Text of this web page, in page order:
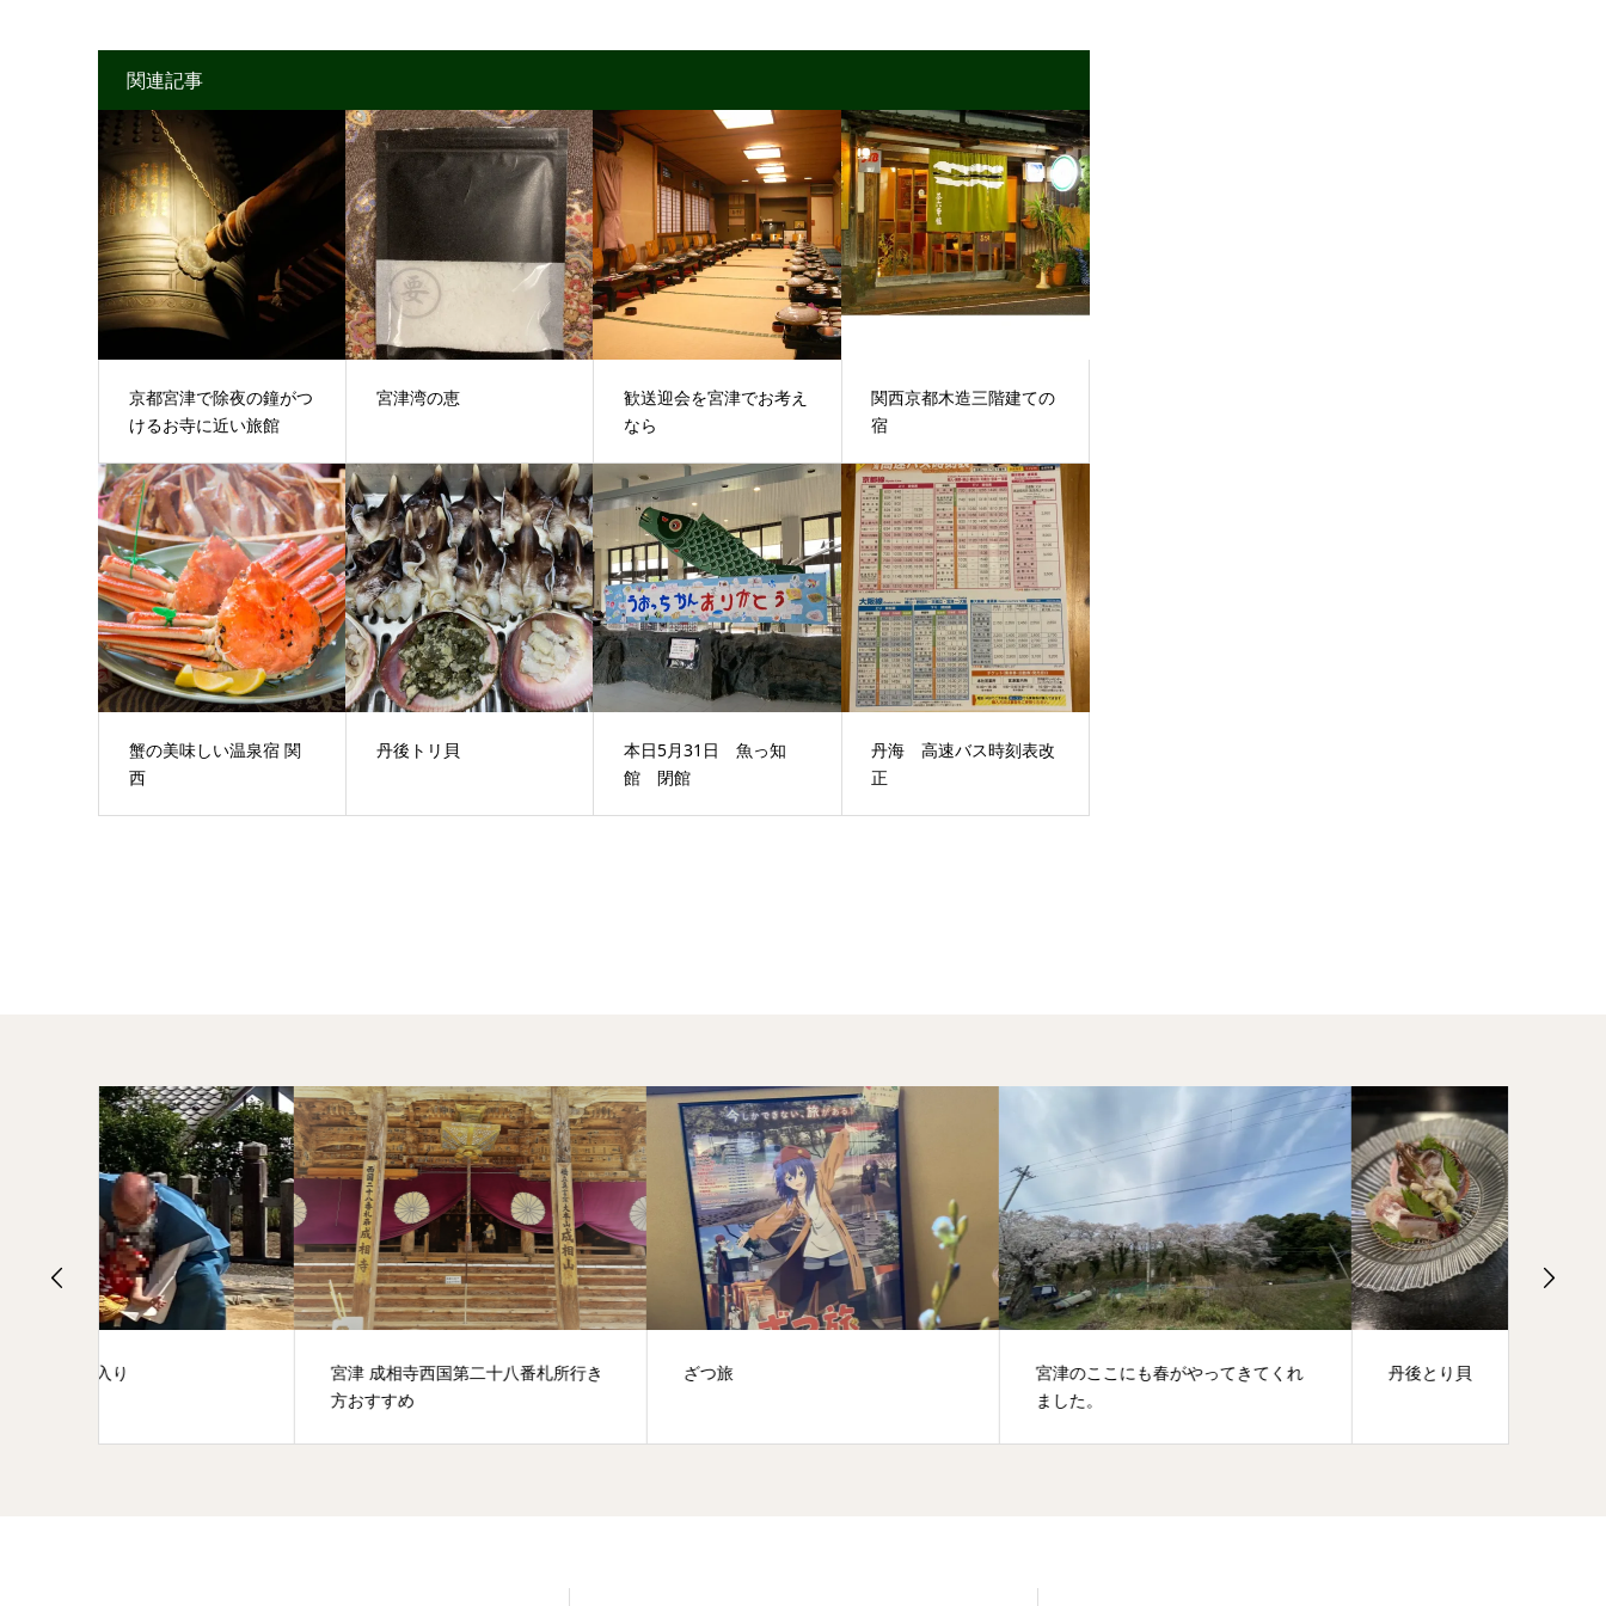
関連記事
京都宮津で除夜の鐘がつ
けるお寺に近い旅館
宮津湾の恵
歓送迎会を宮津でお考え
なら
関西京都木造三階建ての
宿
蟹の美味しい温泉宿 関
西
丹後トリ貝
本日5月31日 魚っ知
館 閉館
丹海 高速バス時刻表改
正
宮津 成相寺西国第二十八番札所行き
ざつ旅
宮津のここにも春がやってきてくれ
丹後とり貝